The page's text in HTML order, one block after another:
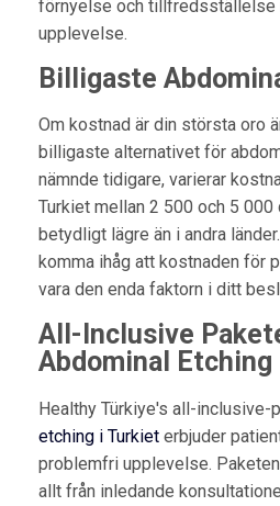
förnyelse och tillfredsställelse
upplevelse.
Billigaste
Om kostnad är din största oro
billigaste alternativet för
nämnde tidigare, varierar
Turkiet mellan 2 500 och 5 000
betydligt lägre än i andra
komma ihåg att kostnaden för
vara den enda faktorn i ditt
All-Inclusive
Abdominal Etching
Healthy Türkiye's all-inclusive-
etching i Turkieterbjuder
problemfri upplevelse.
allt från inledande